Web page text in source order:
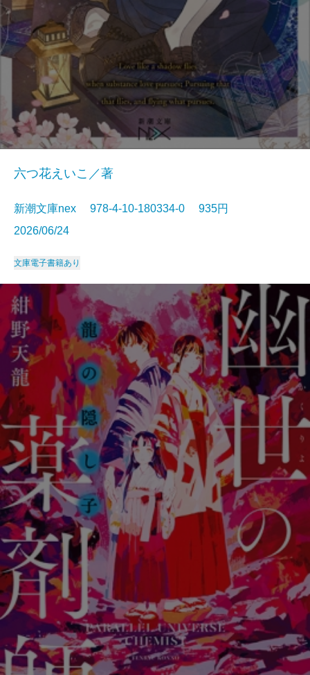
六つ花えいこ／著
新潮文庫nex 978-4-10-180334-0 935円
2026/06/24
文庫電子書籍あり